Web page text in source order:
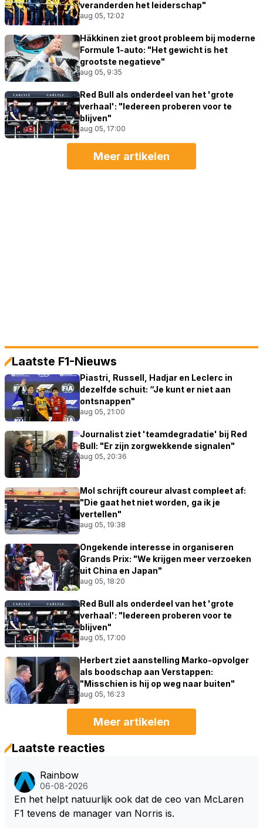
veranderden het leiderschap"
aug 05, 12:02
Häkkinen ziet groot probleem bij moderne
Formule 1-auto: "Het gewicht is het
grootste negatieve"
aug 05, 9:35
Red Bull als onderdeel van het 'grote
verhaal': "Iedereen proberen voor te
blijven"
aug 05, 17:00
Meer artikelen
Laatste F1-Nieuws
Piastri, Russell, Hadjar en Leclerc in
dezelfde schuit: “Je kunt er niet aan
ontsnappen"
aug 05, 21:00
Journalist ziet 'teamdegradatie' bij Red
Bull: "Er zijn zorgwekkende signalen"
aug 05, 20:36
Mol schrijft coureur alvast compleet af:
"Die gaat het niet worden, ga ik je
vertellen"
aug 05, 19:38
Ongekende interesse in organiseren
Grands Prix: "We krijgen meer verzoeken
uit China en Japan"
aug 05, 18:20
Red Bull als onderdeel van het 'grote
verhaal': "Iedereen proberen voor te
blijven"
aug 05, 17:00
Herbert ziet aanstelling Marko-opvolger
als boodschap aan Verstappen:
"Misschien is hij op weg naar buiten"
aug 05, 16:23
Meer artikelen
Laatste reacties
Rainbow
06-08-2026
En het helpt natuurlijk ook dat de ceo van McLaren
F1 tevens de manager van Norris is.